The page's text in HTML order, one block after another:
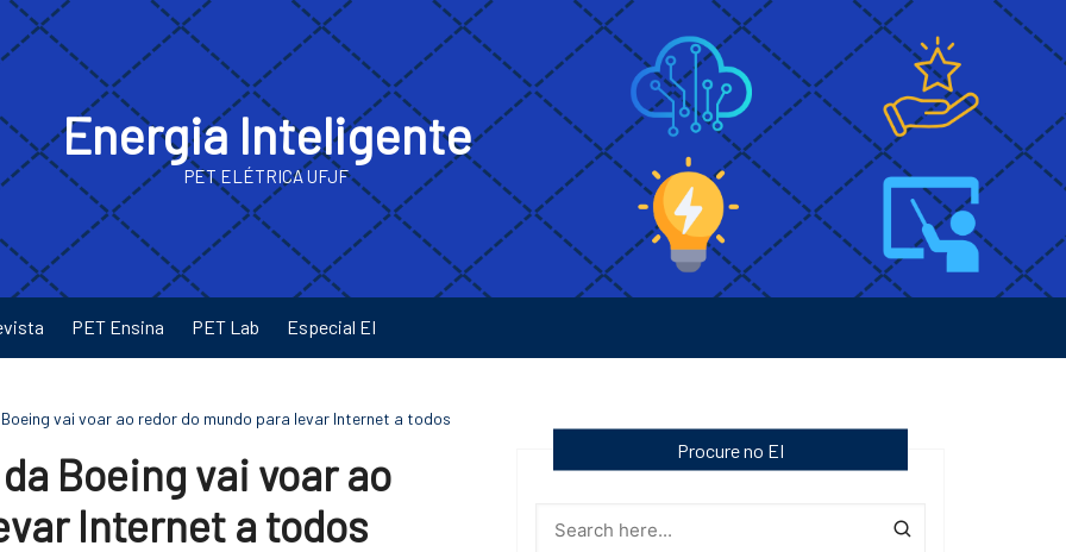
Energia Inteligente
PET ELÉTRICA UFJF
PET Ensina PET Lab Especial EI
vai voar ao redor do mundo para levar Internet a todos
Boeing vai voar ao
Internet a todos
Procure no EI